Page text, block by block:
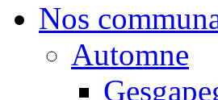
Nos
Automne